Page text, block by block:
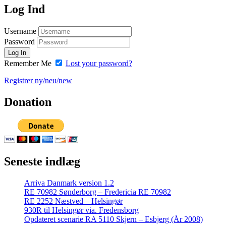
Log Ind
Username
Password
Remember Me
Lost your password?
Registrer ny/neu/new
Donation
Seneste indlæg
Arriva Danmark version 1.2
RE 70982 Sønderborg – Fredericia RE 70982
RE 2252 Næstved – Helsingør
930R til Helsingør via. Fredensborg
Opdateret scenarie RA 5110 Skjern – Esbjerg (År 2008)